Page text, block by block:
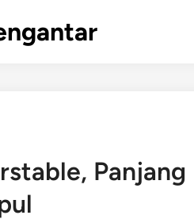
Panjang